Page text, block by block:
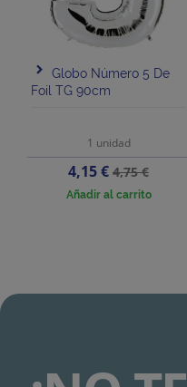
Globo Número 5 De
Foil TG 90cm
1 unidad
Precio
4,15 €Precio
base
4,75 €
Añadir al carrito